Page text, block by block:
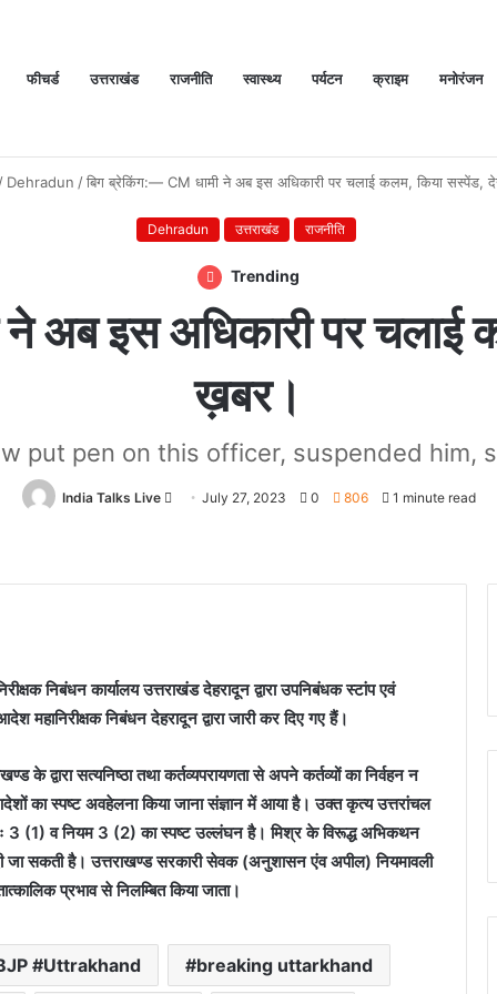
फीचर्ड उत्तराखंड राजनीति स्वास्थ्य पर्यटन क्राइम मनोरंजन
Dehradun / बिग ब्रेकिंग:— CM धामी ने अब इस अधिकारी पर चलाई कलम, किया सस्पेंड,
Dehradun उत्तराखंड राजनीति
Trending
अब इस अधिकारी पर
ख़बर।
put pen on this officer, suspended him,
India Talks Live
SendJuly 27, 2023 0 806 1 minute read
निबंधन कार्यालय उत्तराखंड देहरादून द्वारा उपनिबंधक स्टांप एवं
महानिरीक्षक निबंधन देहरादून द्वारा जारी कर दिए गए हैं।
के द्वारा सत्यनिष्ठा तथा कर्तव्यपरायणता से अपने कर्तव्यों का निर्वहन न
का स्पष्ट अवहेलना किया जाना संज्ञान में आया है। उक्त कृत्य उत्तरांचल
3 (1) व नियम 3 (2) का स्पष्ट उल्लंघन है। मिश्र के विरूद्ध अभिकथन
जा सकती है। उत्तराखण्ड सरकारी सेवक (अनुशासन एंव अपील) नियमावली
प्रभाव से निलम्बित किया जाता।
#Uttrakhand breaking uttarkhand